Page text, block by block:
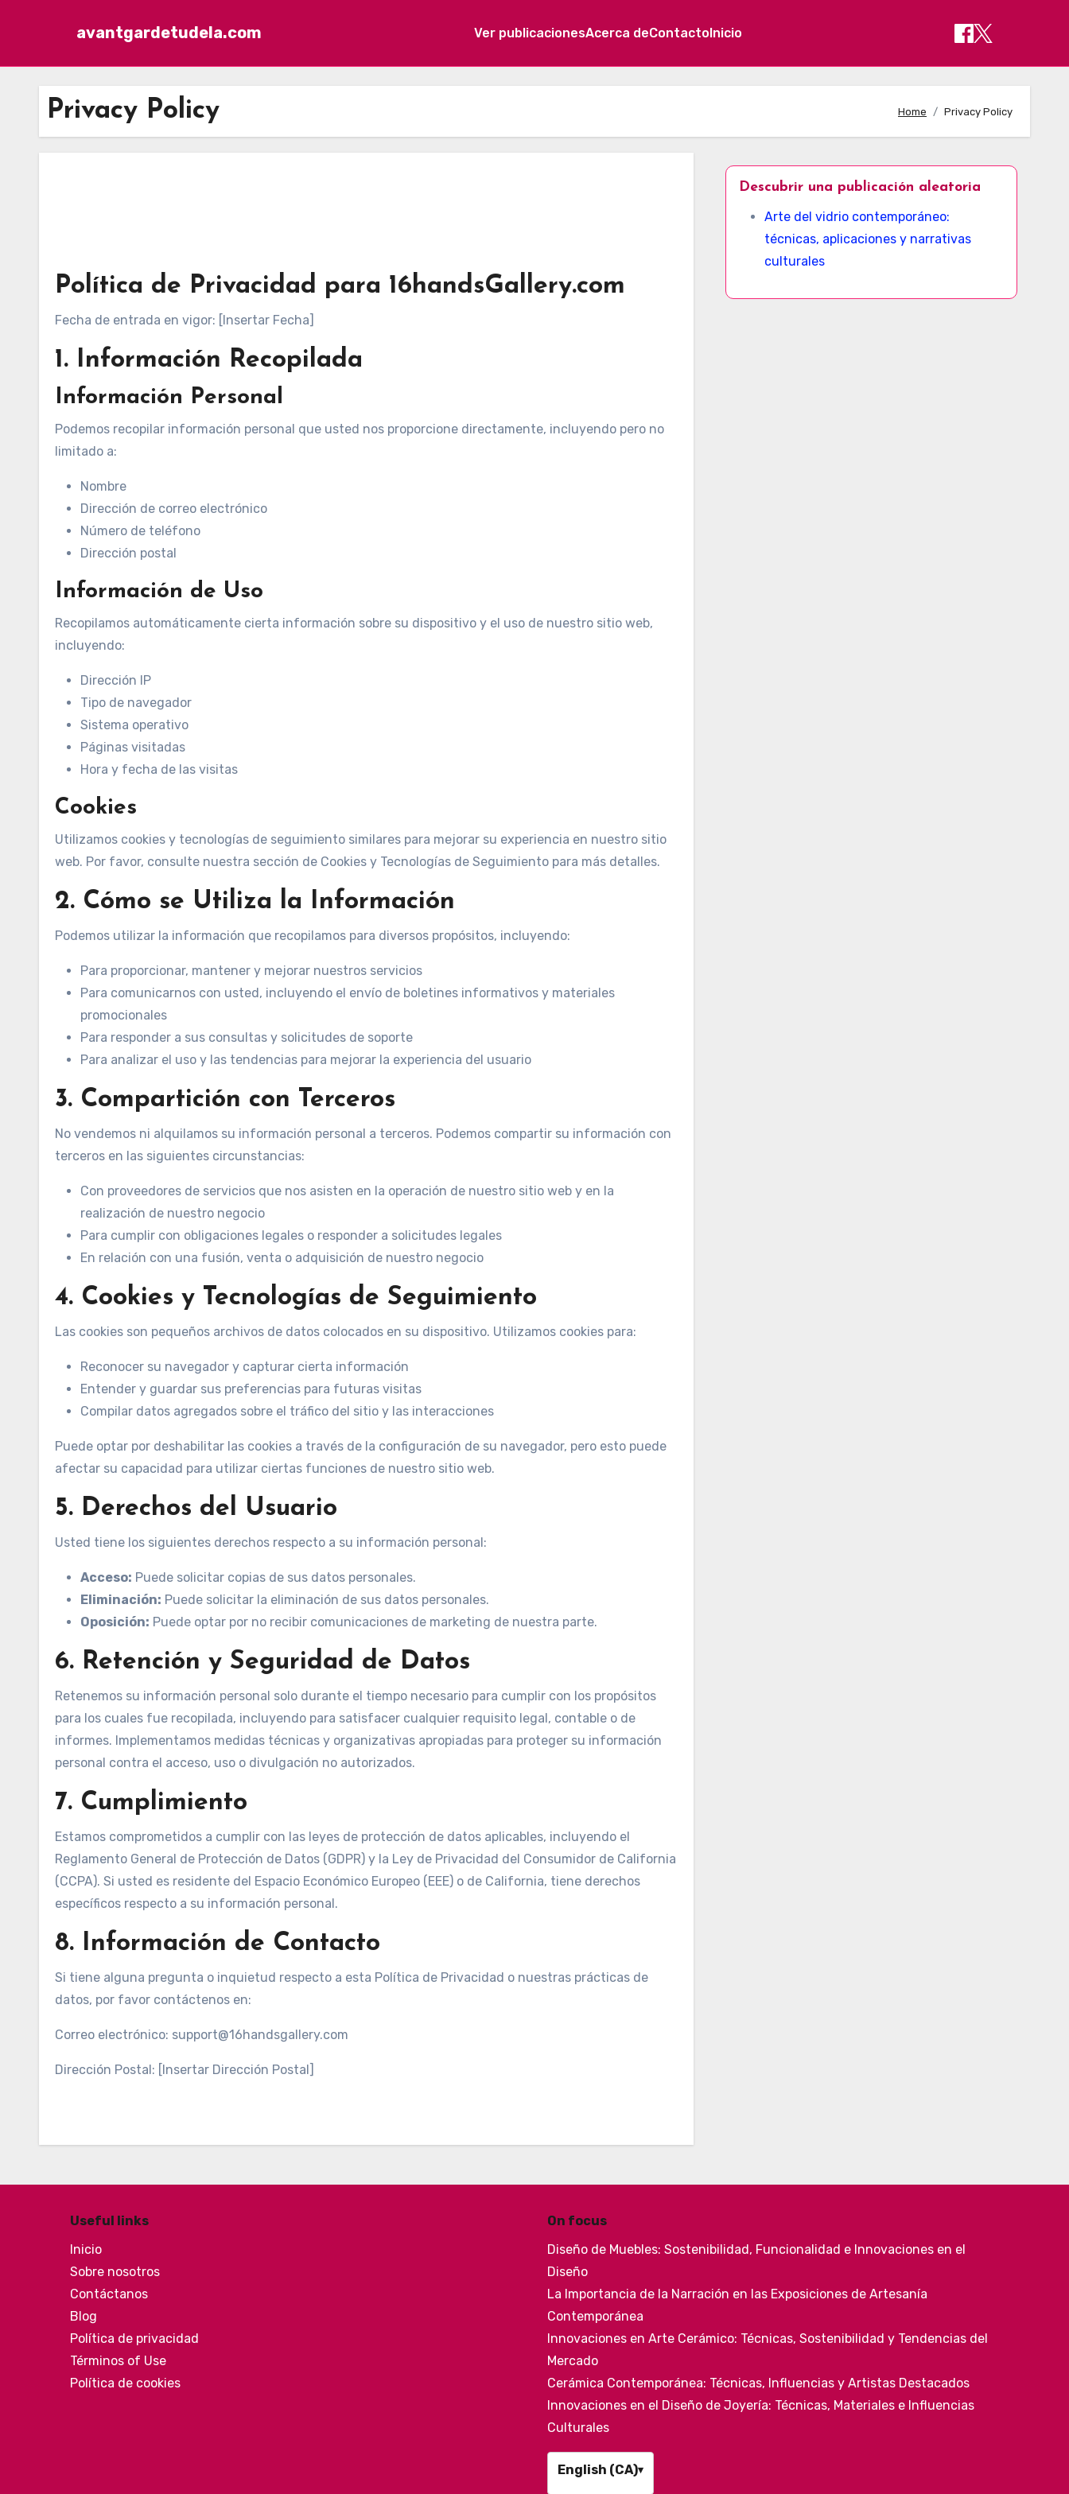
avantgardetudela.com Ver publicacionesAcerca deContactoInicio
Privacy Policy Home Privacy Policy
Política de Privacidad para 16handsGallery.com
Fecha de entrada en vigor: [Insertar Fecha]
1. Información Recopilada
Información Personal
Podemos recopilar información personal que usted nos proporcione directamente, incluyendo pero no
limitado a:
Nombre
Dirección de correo electrónico
Número de teléfono
Dirección postal
Información de Uso
Recopilamos automáticamente cierta información sobre su dispositivo y el uso de nuestro sitio web,
incluyendo:
Dirección IP
Tipo de navegador
Sistema operativo
Páginas visitadas
Hora y fecha de las visitas
Cookies
Utilizamos cookies y tecnologías de seguimiento similares para mejorar su experiencia en nuestro sitio
web. Por favor, consulte nuestra sección de Cookies y Tecnologías de Seguimiento para más detalles.
2. Cómo se Utiliza la Información
Podemos utilizar la información que recopilamos para diversos propósitos, incluyendo:
Para proporcionar, mantener y mejorar nuestros servicios
Para comunicarnos con usted, incluyendo el envío de boletines informativos y materiales
promocionales
Para responder a sus consultas y solicitudes de soporte
Para analizar el uso y las tendencias para mejorar la experiencia del usuario
3. Compartición con Terceros
No vendemos ni alquilamos su información personal a terceros. Podemos compartir su información con
terceros en las siguientes circunstancias:
Con proveedores de servicios que nos asisten en la operación de nuestro sitio web y en la
realización de nuestro negocio
Para cumplir con obligaciones legales o responder a solicitudes legales
En relación con una fusión, venta o adquisición de nuestro negocio
4. Cookies y Tecnologías de Seguimiento
Las cookies son pequeños archivos de datos colocados en su dispositivo. Utilizamos cookies para:
Reconocer su navegador y capturar cierta información
Entender y guardar sus preferencias para futuras visitas
Compilar datos agregados sobre el tráfico del sitio y las interacciones
Puede optar por deshabilitar las cookies a través de la configuración de su navegador, pero esto puede
afectar su capacidad para utilizar ciertas funciones de nuestro sitio web.
5. Derechos del Usuario
Usted tiene los siguientes derechos respecto a su información personal:
Acceso: Puede solicitar copias de sus datos personales.
Eliminación: Puede solicitar la eliminación de sus datos personales.
Oposición: Puede optar por no recibir comunicaciones de marketing de nuestra parte.
6. Retención y Seguridad de Datos
Retenemos su información personal solo durante el tiempo necesario para cumplir con los propósitos
para los cuales fue recopilada, incluyendo para satisfacer cualquier requisito legal, contable o de
informes. Implementamos medidas técnicas y organizativas apropiadas para proteger su información
personal contra el acceso, uso o divulgación no autorizados.
7. Cumplimiento
Estamos comprometidos a cumplir con las leyes de protección de datos aplicables, incluyendo el
Reglamento General de Protección de Datos (GDPR) y la Ley de Privacidad del Consumidor de California
(CCPA). Si usted es residente del Espacio Económico Europeo (EEE) o de California, tiene derechos
específicos respecto a su información personal.
8. Información de Contacto
Si tiene alguna pregunta o inquietud respecto a esta Política de Privacidad o nuestras prácticas de
datos, por favor contáctenos en:
Correo electrónico: support@16handsgallery.com
Dirección Postal: [Insertar Dirección Postal]
Descubrir una publicación aleatoria
Arte del vidrio contemporáneo:
técnicas, aplicaciones y narrativas
culturales
Useful links
Inicio
Sobre nosotros
Contáctanos
Blog
Política de privacidad
Términos of Use
Política de cookies
On focus
Diseño de Muebles: Sostenibilidad, Funcionalidad e Innovaciones en el
Diseño
La Importancia de la Narración en las Exposiciones de Artesanía
Contemporánea
Innovaciones en Arte Cerámico: Técnicas, Sostenibilidad y Tendencias del
Mercado
Cerámica Contemporánea: Técnicas, Influencias y Artistas Destacados
Innovaciones en el Diseño de Joyería: Técnicas, Materiales e Influencias
Culturales
English (CA)▾